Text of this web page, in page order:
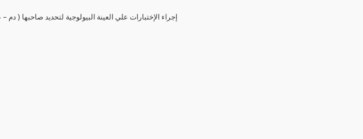
(7) إجراء الإختبارات علي العينة البيولوجية لتحديد